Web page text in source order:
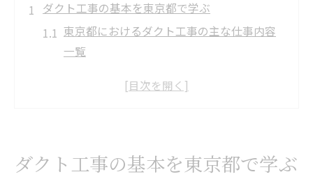
ダクト工事の基本を東京都で学ぶ
東京都におけるダクト工事の主な仕事内容
一覧
ダクト工事の種類と工事区分の特徴解説
火災予防に直結するダクト工事の重要性
ダクト工事の基本を東京都で学ぶ